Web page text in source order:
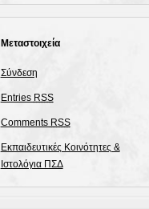
Μεταστοιχεία
Σύνδεση
Entries RSS
Comments RSS
Εκπαιδευτικές Κοινότητες &
Ιστολόγια ΠΣΔ